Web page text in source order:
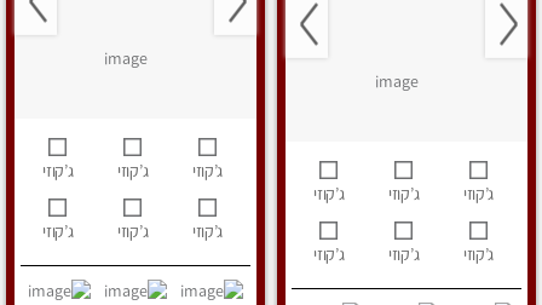
ג’קוזי ג’קוזי ג’קוזי
ג’קוזי ג’קוזי ג’קוזי
ג’קוזי ג’קוזי ג’קוזי
ג’קוזי ג’קוזי ג’קוזי